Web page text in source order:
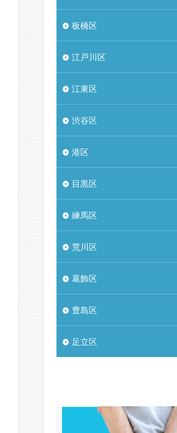
板橋区
江戸川区
江東区
渋谷区
港区
目黒区
練馬区
荒川区
葛飾区
豊島区
足立区